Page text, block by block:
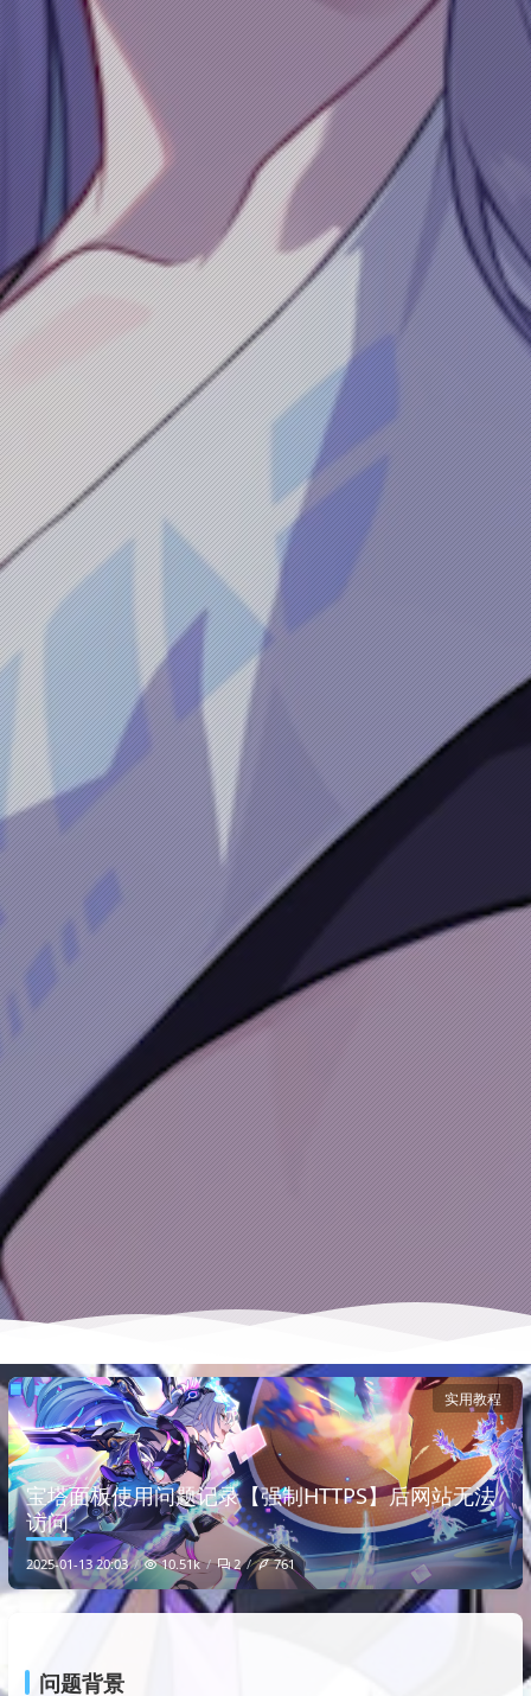
实用教程
宝塔面板使用问题记录【强制HTTPS】后网站无法
访问
2025-01-13 20:03 10.51k 2 761
问题背景